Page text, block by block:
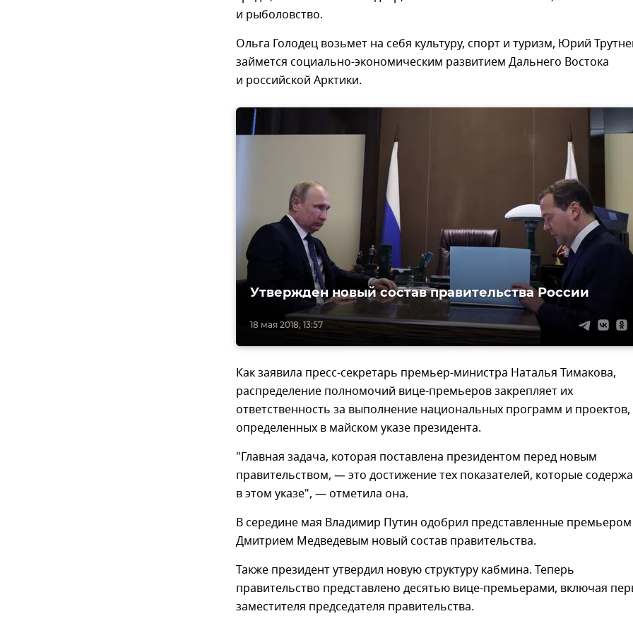
и рыболовство.
Ольга Голодец возьмет на себя культуру, спорт и туризм, Юрий
займется социально-экономическим развитием Дальнего Востока
и российской Арктики.
18 мая 2018, 13:57
Утвержден новый состав правительства России
Как заявила пресс-секретарь премьер-министра Наталья Тимакова,
распределение полномочий вице-премьеров закрепляет их
ответственность за выполнение национальных программ и проектов,
определенных в майском указе президента.
"Главная задача, которая поставлена президентом перед новым
правительством, — это достижение тех показателей, которые
в этом указе", — отметила она.
В середине мая Владимир Путин одобрил представленные премьером
Дмитрием Медведевым новый состав правительства.
Также президент утвердил новую структуру кабмина. Теперь
правительство представлено десятью вице-премьерами, включая
заместителя председателя правительства.